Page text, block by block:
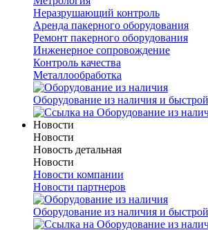
Неразрушающий контроль
Аренда пакерного оборудования
Ремонт пакерного оборудования
Инженерное сопровождение
Контроль качества
Металлообработка
Оборудование из наличия и
Новости
Новости
Новость детальная
Новости
Новости компании
Новости партнеров
Оборудование из наличия и